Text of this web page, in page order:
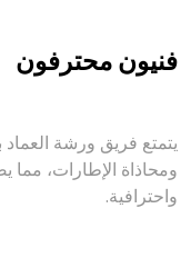
فنيون محترفون
يتمتع فريق ورشة
ومحاذاة الإطارات، مما
واحترافية.